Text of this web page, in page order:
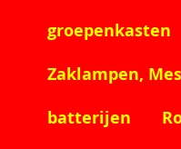
groepenkasten
Zaklampen,
batterijen